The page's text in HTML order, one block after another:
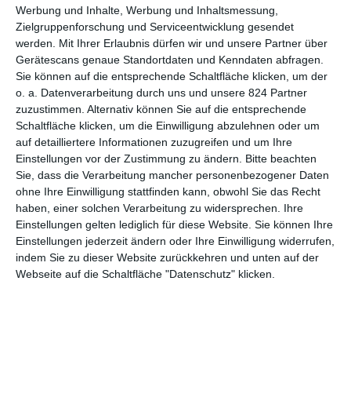
Werbung und Inhalte, Werbung und Inhaltsmessung,
Zielgruppenforschung und Serviceentwicklung gesendet
werden.
Mit Ihrer Erlaubnis dürfen wir und unsere Partner über
Gerätescans genaue Standortdaten und Kenndaten abfragen.
Sie können auf die entsprechende Schaltfläche klicken, um der
o. a. Datenverarbeitung durch uns und unsere 824 Partner
zuzustimmen. Alternativ können Sie auf die entsprechende
Schaltfläche klicken, um die Einwilligung abzulehnen oder um
auf detailliertere Informationen zuzugreifen und um Ihre
Einstellungen vor der Zustimmung zu ändern.
Bitte beachten
Sie, dass die Verarbeitung mancher personenbezogener Daten
ohne Ihre Einwilligung stattfinden kann, obwohl Sie das Recht
haben, einer solchen Verarbeitung zu widersprechen. Ihre
Einstellungen gelten lediglich für diese Website. Sie können Ihre
Einstellungen jederzeit ändern oder Ihre Einwilligung widerrufen,
indem Sie zu dieser Website zurückkehren und unten auf der
Webseite auf die Schaltfläche "Datenschutz" klicken.
Aktuell haben Fans die Chance, die 14 Staffel des dieses Jahr
beendeten Dauerbrenners noch einmal zu sehen. Zuletzt ging
es inRätselhafter Überfallum den Gast eines Golfhotels, der
von einem Auftragskiller angegriffen wird, was eine Reihe von
Fragen aufwirft. Davor musste inLiebe und Gierdas Rätsel
gelöst werden, wer den jungen Mann ermordet hat, dessen
Leiche im Wasser gefunden wurde. MitSauberer Todfolgt nun
bereits die nächste Episode, es ist die fünfte der besagten
Staffel. Sonderlich erwähnenswert ist diese nicht, sie erfüllt
aber zumindest ihren Zweck.
Ein paar Sachen gibt es dabei schon, die hervorstechen. Dass
man beispielsweise Thorsten Merten für eine Gastrolle
gewinnen konnte, macht sich sicherlich bezahlt. Zwar ist seine
Figur nicht wirklich ausgearbeitet. Aber das ist bei diesen
einstündigen Fernsehkrimis auch nicht wirklich zu erwarten, die